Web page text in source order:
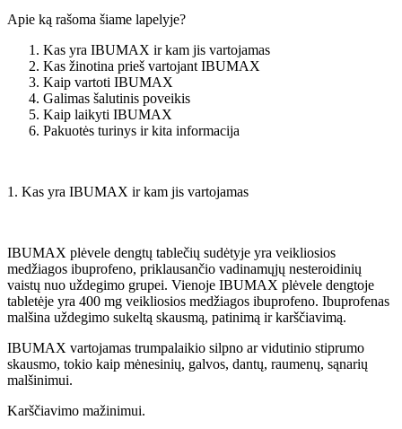
Apie ką rašoma šiame lapelyje?
Kas yra IBUMAX ir kam jis vartojamas
Kas žinotina prieš vartojant IBUMAX
Kaip vartoti IBUMAX
Galimas šalutinis poveikis
Kaip laikyti IBUMAX
Pakuotės turinys ir kita informacija
1. Kas yra IBUMAX ir kam jis vartojamas
IBUMAX plėvele dengtų tablečių sudėtyje yra veikliosios
medžiagos ibuprofeno, priklausančio vadinamųjų nesteroidinių
vaistų nuo uždegimo grupei. Vienoje IBUMAX plėvele dengtoje
tabletėje yra 400 mg veikliosios medžiagos ibuprofeno. Ibuprofenas
malšina uždegimo sukeltą skausmą, patinimą ir karščiavimą.
IBUMAX vartojamas trumpalaikio silpno ar vidutinio stiprumo
skausmo, tokio kaip mėnesinių, galvos, dantų, raumenų, sąnarių
malšinimui.
Karščiavimo mažinimui.